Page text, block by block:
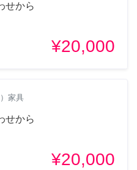
せから
¥20,000
家具
せから
¥20,000